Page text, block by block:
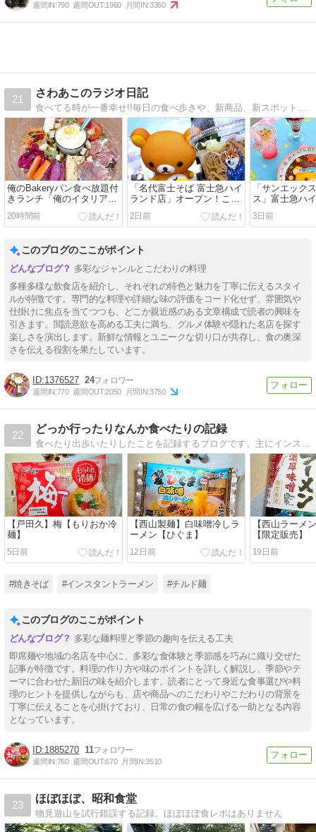
週間IN:790 週間OUT:1960 月間IN:3360
21
さわあこのラジオ日記
食べてる時が一番幸せ!!毎日の食べ歩きや、新商品、新スポットの美味しいものを写真満載で紹介します！
俺のBakeryパン食べ放題付
きランチ「俺のイタリアン
テラス」＠恵比寿
20時間前
「名代富士そば 富士急ハイ
ランド店」オープン！ここ
にしかないメニューも！
2日前
「サンエック
ス」富士急ハ
リア♪写真を
可愛い世界♪
3日前
このブログのここがポイント
多彩なジャンルとこだわりの料理
多種多様な飲食店を紹介し、それぞれの特色と魅力を丁寧に伝えるスタイ
ルが特徴です。専門的な料理や詳細な味の評価をコード化せず、雰囲気や
仕掛けに焦点を当てつつも、どこか親近感のある文章構成で読者の興味を
引きます。閲読意欲を高める工夫に満ち、グルメ体験や隠れた名店を探す
楽しさを演出します。新鮮な情報とユニークな切り口が共存し、食の奥深
さを伝える役割を果たしています。
1376527 24
週間IN:770 週間OUT:2050 月間IN:3750
22
どっか行ったりなんか食べたりの記録
食べたり出歩いたりしたことを記録するブログです。主にインスタント、チルドのラーメンや焼きそばなど麺類を取り上げています。たまに出歩いた先のお店で食べたことについても記録しています。
【戸田久】梅【もりおか冷
麺】
5日前
【西山製麺】白味噌冷しラ
ーメン【ひぐま】
12日前
【西山ラーメ
【限定販売】
19日前
#焼きそば #インスタントラーメン #チルド麺
このブログのここがポイント
多彩な麺料理と季節の趣向を伝える工夫
即席麺や地域の名店を中心に、多彩な食体験と季節感を巧みに織り交ぜた
記事が特徴です。料理の作り方や味のポイントを詳しく解説し、季節やテ
ーマに合わせた新旧の味を紹介します。読者にとって身近な食事選びや料
理のヒントを提供しながらも、店や商品へのこだわりやこだわりの背景を
丁寧に伝えることを心掛けており、日常の食の幅を広げる一助となる内容
となっています。
1885270 11
週間IN:760 週間OUT:670 月間IN:3510
23
ほぼほぼ、昭和食堂
物見遊山を試行錯誤する記録。ほぼほぼ食レポはありません